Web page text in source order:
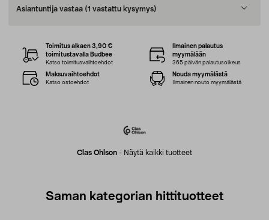
Asiantuntija vastaa (1 vastattu kysymys)
Clas Ohlson - Näytä kaikki tuotteet
Toimitus alkaen 3,90 €
toimitustavalla Budbee
Katso toimitusvaihtoehdot
Ilmainen palautus
myymälään
365 päivän palautusoikeus
Maksuvaihtoehdot
Katso ostoehdot
Nouda myymälästä
Ilmainen nouto myymälästä
Saman kategorian hittituotteet